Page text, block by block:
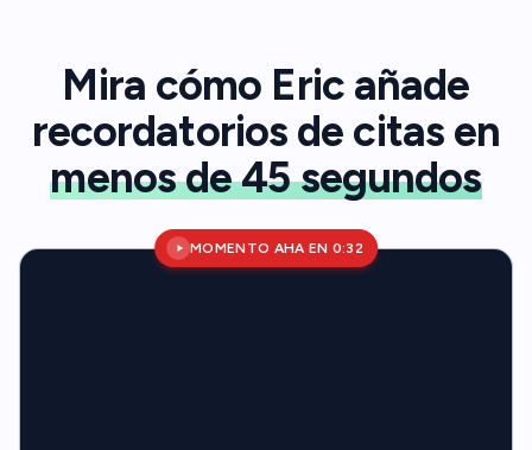
Mira cómo Eric añade
recordatorios de citas en
menos de 45 segundos
MOMENTO AHA EN 0:32